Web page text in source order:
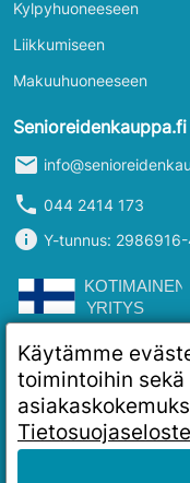
Kylpyhuoneeseen
Liikkumiseen
Makuuhuoneeseen
Senioreidenkauppa.fi
mail
phone 044 2414 173
info Y-tunnus:
Käytämme
toimintoihin
Tietosuojaseloste